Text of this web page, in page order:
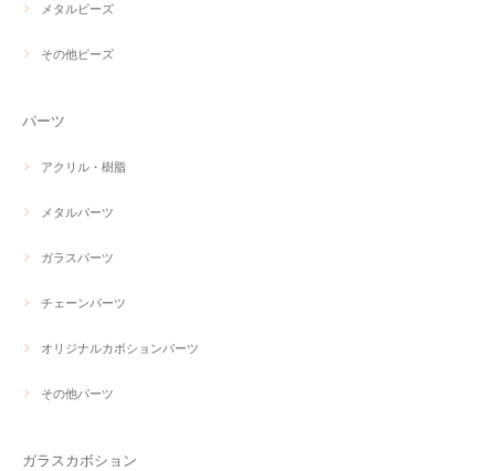
メタルビーズ
その他ビーズ
パーツ
アクリル・樹脂
メタルパーツ
ガラスパーツ
チェーンパーツ
オリジナルカボションパーツ
その他パーツ
ガラスカボション